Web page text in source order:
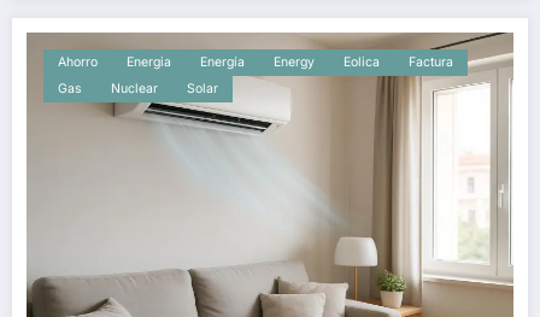
Ahorro Energia Energía Energy Eolica
Factura
Gas
Nuclear Solar